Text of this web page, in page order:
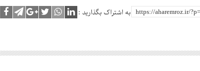
به اشتراک بگذارید :